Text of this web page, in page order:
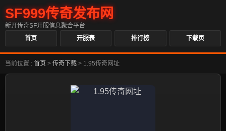
SF999传奇发布网
新开传奇SF开服信息聚合平台
首页
开服表 排行榜 下载页
当前位置 : 首页 > 传奇下载 > 1.95传奇网址